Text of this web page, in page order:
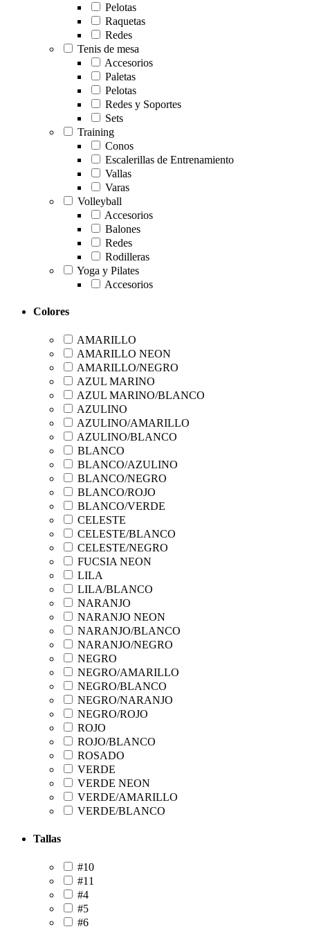
Pelotas
Raquetas
Redes
Tenis de mesa
Accesorios
Paletas
Pelotas
Redes y Soportes
Sets
Training
Conos
Escalerillas de Entrenamiento
Vallas
Varas
Volleyball
Accesorios
Balones
Redes
Rodilleras
Yoga y Pilates
Accesorios
Colores
AMARILLO
AMARILLO NEON
AMARILLO/NEGRO
AZUL MARINO
AZUL MARINO/BLANCO
AZULINO
AZULINO/AMARILLO
AZULINO/BLANCO
BLANCO
BLANCO/AZULINO
BLANCO/NEGRO
BLANCO/ROJO
BLANCO/VERDE
CELESTE
CELESTE/BLANCO
CELESTE/NEGRO
FUCSIA NEON
LILA
LILA/BLANCO
NARANJO
NARANJO NEON
NARANJO/BLANCO
NARANJO/NEGRO
NEGRO
NEGRO/AMARILLO
NEGRO/BLANCO
NEGRO/NARANJO
NEGRO/ROJO
ROJO
ROJO/BLANCO
ROSADO
VERDE
VERDE NEON
VERDE/AMARILLO
VERDE/BLANCO
Tallas
#10
#11
#4
#5
#6